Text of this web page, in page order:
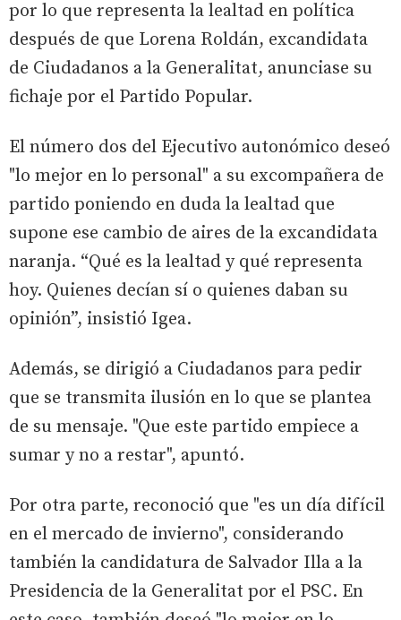
por lo que representa la lealtad en política
después de que Lorena Roldán, excandidata
de Ciudadanos a la Generalitat, anunciase su
fichaje por el Partido Popular.
El número dos del Ejecutivo autonómico deseó
"lo mejor en lo personal" a su excompañera de
partido poniendo en duda la lealtad que
supone ese cambio de aires de la excandidata
naranja. “Qué es la lealtad y qué representa
hoy. Quienes decían sí o quienes daban su
opinión”, insistió Igea.
Además, se dirigió a Ciudadanos para pedir
que se transmita ilusión en lo que se plantea
de su mensaje. "Que este partido empiece a
sumar y no a restar", apuntó.
Por otra parte, reconoció que "es un día difícil
en el mercado de invierno", considerando
también la candidatura de Salvador Illa a la
Presidencia de la Generalitat por el PSC. En